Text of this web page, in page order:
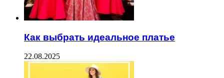
Как выбрать идеальное платье
22.08.2025